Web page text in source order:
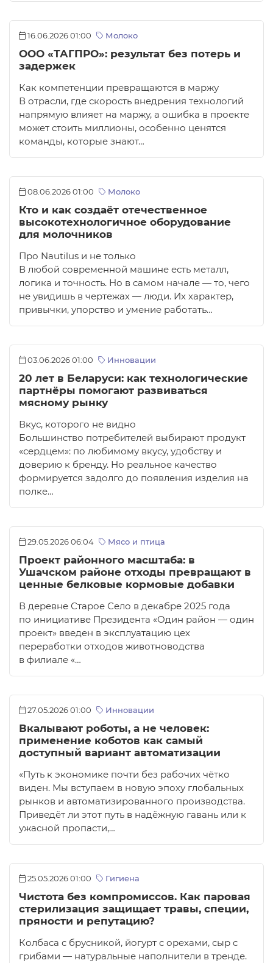
16.06.2026 01:00 Молоко
ООО «ТАГПРО»: результат без потерь и
задержек
Как компетенции превращаются в маржу
В отрасли, где скорость внедрения технологий
напрямую влияет на маржу, а ошибка в проекте
может стоить миллионы, особенно ценятся
команды, которые знают…
08.06.2026 01:00 Молоко
Кто и как создаёт отечественное
высокотехнологичное оборудование
для молочников
Про Nautilus и не только
В любой современной машине есть металл,
логика и точность. Но в самом начале — то, чего
не увидишь в чертежах — люди. Их характер,
привычки, упорство и умение работать…
03.06.2026 01:00 Инновации
20 лет в Беларуси: как технологические
партнёры помогают развиваться
мясному рынку
Вкус, которого не видно
Большинство потребителей выбирают продукт
«сердцем»: по любимому вкусу, удобству и
доверию к бренду. Но реальное качество
формируется задолго до появления изделия на
полке…
29.05.2026 06:04 Мясо и птица
Проект районного масштаба: в
Ушачском районе отходы превращают в
ценные белковые кормовые добавки
В деревне Старое Село в декабре 2025 года
по инициативе Президента «Один район — один
проект» введен в эксплуатацию цех
переработки отходов животноводства
в филиале «…
27.05.2026 01:00 Инновации
Вкалывают роботы, а не человек:
применение коботов как самый
доступный вариант автоматизации
«Путь к экономике почти без рабочих чётко
виден. Мы вступаем в новую эпоху глобальных
рынков и автоматизированного производства.
Приведёт ли этот путь в надёжную гавань или к
ужасной пропасти,…
25.05.2026 01:00 Гигиена
Чистота без компромиссов. Как паровая
стерилизация защищает травы, специи,
пряности и репутацию?
Колбаса с брусникой, йогурт с орехами, сыр с
грибами — натуральные наполнители в тренде.